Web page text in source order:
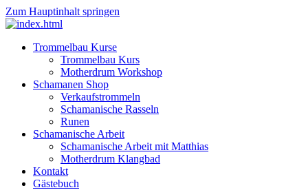
Zum Hauptinhalt springen
Trommelbau Kurse
Trommelbau Kurs
Motherdrum Workshop
Schamanen Shop
Verkaufstrommeln
Schamanische Rasseln
Runen
Schamanische Arbeit
Schamanische Arbeit mit Matthias
Motherdrum Klangbad
Kontakt
Gästebuch